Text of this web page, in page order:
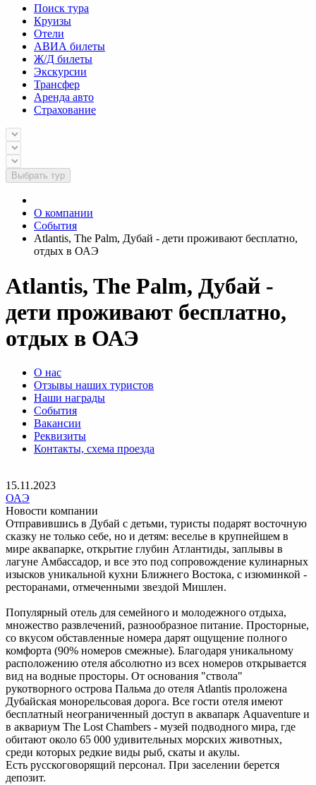
Поиск тура
Круизы
Отели
АВИА билеты
Ж/Д билеты
Экскурсии
Трансфер
Аренда авто
Страхование
Выбрать тур
О компании
События
Atlantis, The Palm, Дубай - дети проживают бесплатно,
отдых в ОАЭ
Atlantis, The Palm, Дубай -
дети проживают бесплатно,
отдых в ОАЭ
О нас
Отзывы наших туристов
Наши награды
События
Вакансии
Реквизиты
Контакты, схема проезда
15.11.2023
ОАЭ
Новости компании
Отправившись в Дубай с детьми, туристы подарят восточную
сказку не только себе, но и детям: веселье в крупнейшем в
мире аквапарке, открытие глубин Атлантиды, заплывы в
лагуне Амбассадор, и все это под сопровождение кулинарных
изысков уникальной кухни Ближнего Востока, с изюминкой -
ресторанами, отмеченными звездой Мишлен.
Популярный отель для семейного и молодежного отдыха,
множество развлечений, разнообразное питание. Просторные,
со вкусом обставленные номера дарят ощущение полного
комфорта (90% номеров смежные). Благодаря уникальному
расположению отеля абсолютно из всех номеров открывается
вид на водные просторы. От основания "ствола"
рукотворного острова Пальма до отеля Atlantis проложена
Дубайская монорельсовая дорога. Все гости отеля имеют
бесплатный неограниченный доступ в аквапарк Aquaventure и
в аквариум The Lost Chambers - музей подводного мира, где
обитают около 65 000 удивительных морских животных,
среди которых редкие виды рыб, скаты и акулы.
Есть русскоговорящий персонал. При заселении берется
депозит.